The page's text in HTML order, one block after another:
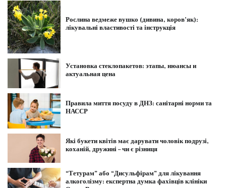
Рослина ведмеже вушко (дивина, коров’як):
лікувальні властивості та інструкція
Установка стеклопакетов: этапы, нюансы и
актуальная цена
Правила миття посуду в ДНЗ: санітарні норми та
НАССР
Які букети квітів має дарувати чоловік подрузі,
коханій, дружині – чи є різниця
“Тетyрам” або “Дисульфірам” для лікування
алкоголізму: експертна думка фахівців клініки